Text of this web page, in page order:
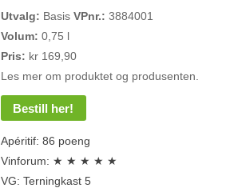
Utvalg: Basis VPnr.: 3884001
Volum: 0,75 l
Pris: kr 169,90
Les mer om produktet og produsenten.
Bestill her!
Apéritif: 86 poeng
Vinforum: ★ ★ ★ ★ ★
VG: Terningkast 5